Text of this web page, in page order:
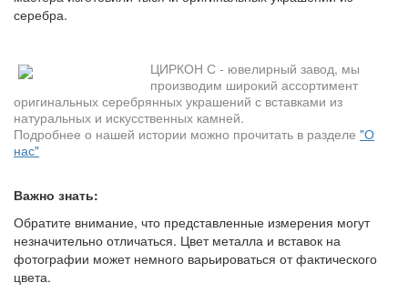
серебра.
ЦИРКОН С - ювелирный завод, мы
производим широкий ассортимент
оригинальных серебрянных украшений с вставками из
натуральных и искусственных камней.
Подробнее о нашей истории можно прочитать в разделе "О
нас"
Важно знать:
Обратите внимание, что представленные измерения могут
незначительно отличаться. Цвет металла и вставок на
фотографии может немного варьироваться от фактического
цвета.